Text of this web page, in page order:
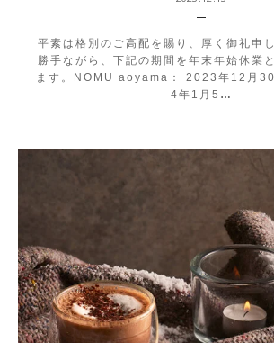
平素は格別のご高配を賜り、厚く御礼申
勝手ながら、下記の期間を年末年始休業
ます。NOMU aoyama： 2023年12月
4年1月5 …